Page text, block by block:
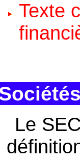
Texte
Le